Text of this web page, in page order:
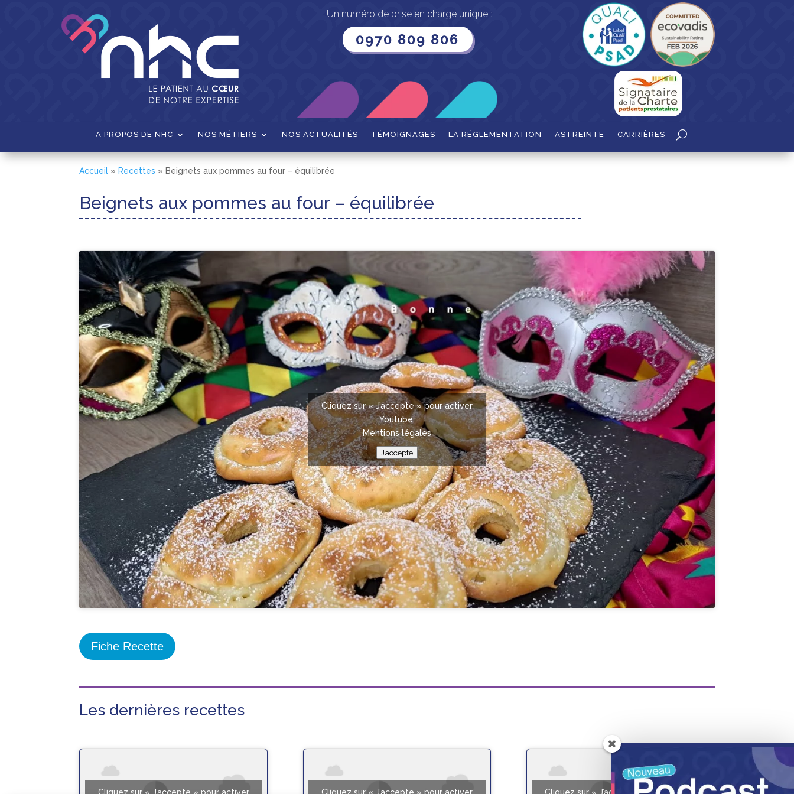
Un numéro de prise en charge unique :
0970 809 806
A PROPOS DE NHC NOS MÉTIERS NOS ACTUALITÉS TÉMOIGNAGES LA RÉGLEMENTATION ASTREINTE CARRIÈRES
Accueil » Recettes » Beignets aux pommes au four – équilibrée
Beignets aux pommes au four – équilibrée
Cliquez sur « J’accepte » pour activer
Youtube
Mentions légales
J’accepte
Fiche Recette
Les dernières recettes
Cliquez sur « J’accepte » pour activer Cliquez sur « J’accepte » pour activer Cliquez sur « J’accepte » pour activer